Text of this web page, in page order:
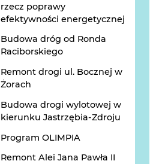
rzecz poprawy
efektywności energetycznej
Budowa dróg od Ronda
Raciborskiego
Remont drogi ul. Bocznej w
Żorach
Budowa drogi wylotowej w
kierunku Jastrzębia-Zdroju
Program OLIMPIA
Remont Alei Jana Pawła II